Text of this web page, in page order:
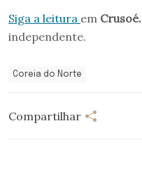
Siga a leitura em Crusoé.
independente.
Coreia do Norte
Compartilhar